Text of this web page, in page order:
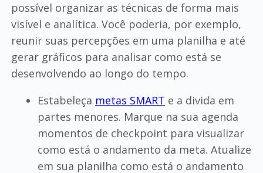
possível organizar as técnicas de forma mais
visível e analítica. Você poderia, por exemplo,
reunir suas percepções em uma planilha e até
gerar gráficos para analisar como está se
desenvolvendo ao longo do tempo.
Estabeleça metas SMART e a divida em
partes menores. Marque na sua agenda
momentos de checkpoint para visualizar
como está o andamento da meta. Atualize
em sua planilha como está o andamento